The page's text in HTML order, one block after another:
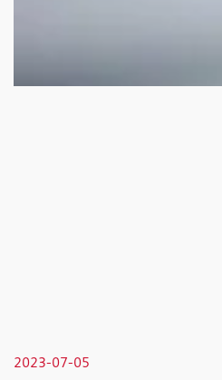
2023-07-05